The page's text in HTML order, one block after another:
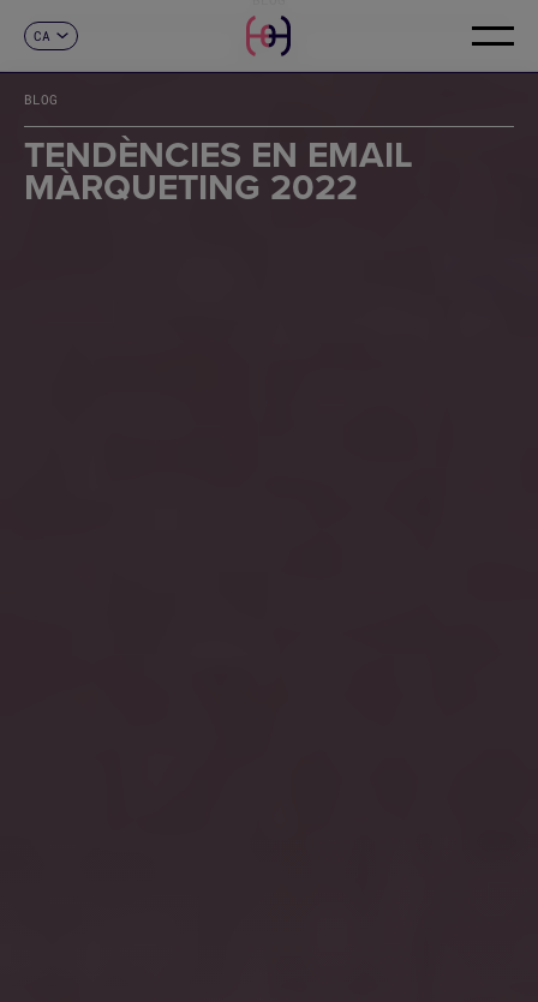
CA
FR
DE
IT
PT
CONTACTE
BLOG
TENDÈNCIES EN EMAIL
MÀRQUETING 2022